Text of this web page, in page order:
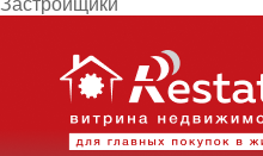
Застройщики